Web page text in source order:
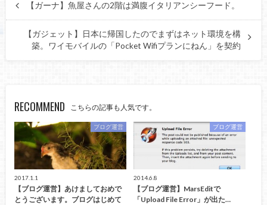
【ガーナ】魚屋さんの2階は満腹イタリアンシーフード。
【ガジェット】日本に帰国したのでまずはネット環境を構
築。ワイモバイルの「Pocket Wifiプランにねん」を契約
RECOMMEND こちらの記事も人気です。
ブログ運営
2017.1.1
【ブログ運営】あけましておめで
とうございます。ブログはじめて
ブログ運営
2014.6.8
【ブログ運営】MarsEditで
「Upload File Error」が出た…